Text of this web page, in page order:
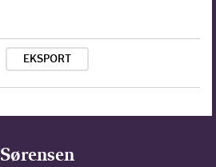
EKSPORT